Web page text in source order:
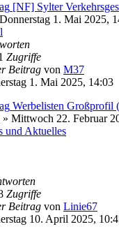
[NF] Sylter
1. Mai 2025,
Zugriffe
Beitrag von M37
1. Mai 2025, 14:03
Werbelisten Großprofil
» Mittwoch 22. Februar
und Aktuelles
Zugriffe
Beitrag von Linie67
10. April 2025,